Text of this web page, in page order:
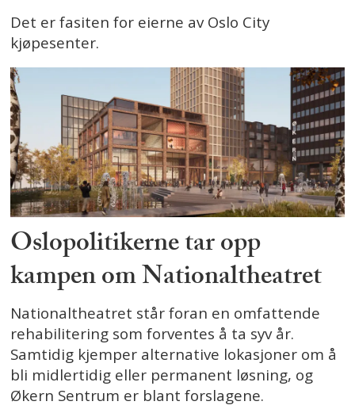
Det er fasiten for eierne av Oslo City
kjøpesenter.
Oslopolitikerne tar opp
kampen om Nationaltheatret
Nationaltheatret står foran en omfattende
rehabilitering som forventes å ta syv år.
Samtidig kjemper alternative lokasjoner om å
bli midlertidig eller permanent løsning, og
Økern Sentrum er blant forslagene.